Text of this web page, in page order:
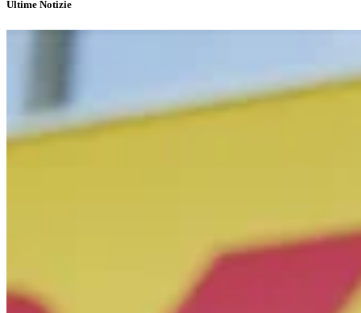
Ultime Notizie